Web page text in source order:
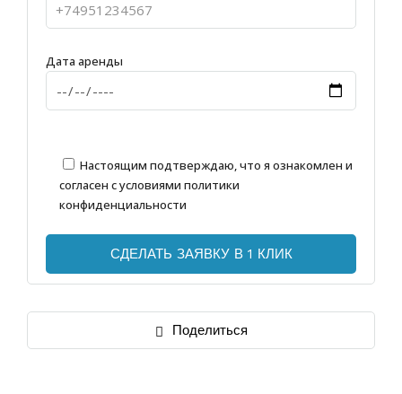
Дата аренды
Настоящим подтверждаю, что я ознакомлен и
согласен с условиями политики
конфиденциальности
Поделиться